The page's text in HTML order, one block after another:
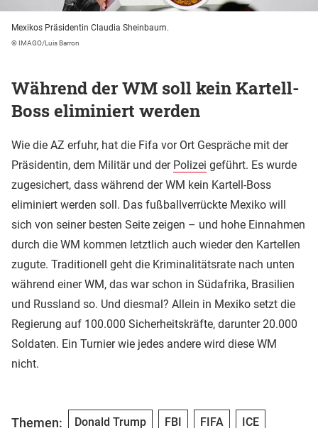
Mexikos Präsidentin Claudia Sheinbaum.
© IMAGO/Luis Barron
Während der WM soll kein Kartell-
Boss eliminiert werden
Wie die AZ erfuhr, hat die Fifa vor Ort Gespräche mit der
Präsidentin, dem Militär und der Polizei geführt. Es wurde
zugesichert, dass während der WM kein Kartell-Boss
eliminiert werden soll. Das fußballverrückte Mexiko will
sich von seiner besten Seite zeigen – und hohe Einnahmen
durch die WM kommen letztlich auch wieder den Kartellen
zugute. Traditionell geht die Kriminalitätsrate nach unten
während einer WM, das war schon in Südafrika, Brasilien
und Russland so. Und diesmal? Allein in Mexiko setzt die
Regierung auf 100.000 Sicherheitskräfte, darunter 20.000
Soldaten. Ein Turnier wie jedes andere wird diese WM
nicht.
Themen: Donald Trump FBI FIFA ICE